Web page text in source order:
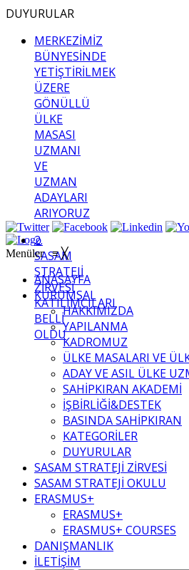
DUYURULAR
MERKEZİMİZ
BÜNYESİNDE
YETİŞTİRİLMEK
ÜZERE
GÖNÜLLÜ
ÜLKE
MASASI
UZMANI
VE
UZMAN
ADAYLARI
ARIYORUZ
2.
SASAM
STRATEJİ
ZİRVESİ
KATILIMCILARI
BELLİ
OLDU
Menüler≡ ╳
ANASAYFA
KURUMSAL
HAKKIMIZDA
YAPILANMA
KADROMUZ
ÜLKE MASALARI VE
ADAY VE ASIL ÜLKE
SAHİPKIRAN AKADEMİ
İŞBİRLİĞİ&DESTEK
BASINDA SAHİPKIRAN
KATEGORİLER
DUYURULAR
SASAM STRATEJİ ZİRVESİ
SASAM STRATEJİ OKULU
ERASMUS+
ERASMUS+
ERASMUS+ COURSES
DANIŞMANLIK
İLETİŞİM